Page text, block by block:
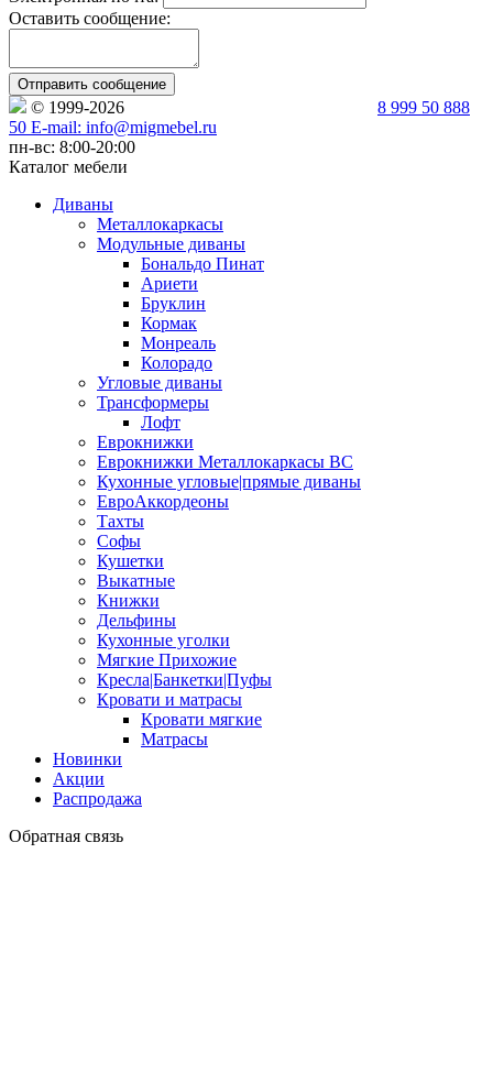
Оставить сообщение:
Отправить сообщение
© 1999-2026
8 999 50 888
50 E-mail: info@migmebel.ru
пн-вс: 8:00-20:00
Каталог мебели
Диваны
Металлокаркасы
Модульные диваны
Бональдо Пинат
Ариети
Бруклин
Кормак
Монреаль
Колорадо
Угловые диваны
Трансформеры
Лофт
Еврокнижки
Еврокнижки Металлокаркасы ВС
Кухонные угловые|прямые диваны
ЕвроАккордеоны
Тахты
Софы
Кушетки
Выкатные
Книжки
Дельфины
Кухонные уголки
Мягкие Прихожие
Кресла|Банкетки|Пуфы
Кровати и матрасы
Кровати мягкие
Матрасы
Новинки
Акции
Распродажа
Обратная связь